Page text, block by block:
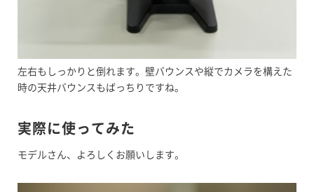
左右もしっかりと倒れます。壁バウンスや縦でカメラを構えた
時の天井バウンスもばっちりですね。
実際に使ってみた
モデルさん、よろしくお願いします。